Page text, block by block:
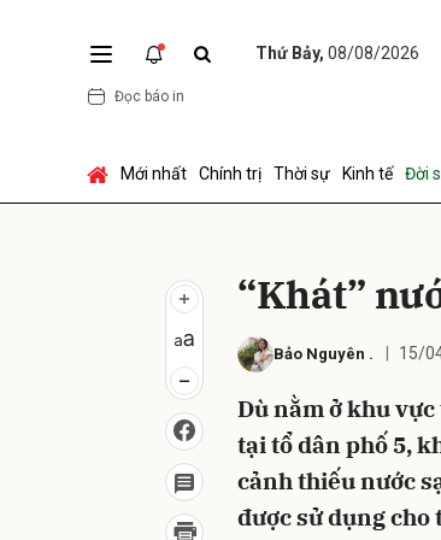
Thứ Bảy, 08/08/2026
Đọc báo in
Mới nhất Chính trị Thời sự Kinh tế Đời
“Khát”
Bảo Nguyên . 15/
Dù nằm ở khu
tại tổ dân phố 5,
cảnh thiếu nước
được sử dụng